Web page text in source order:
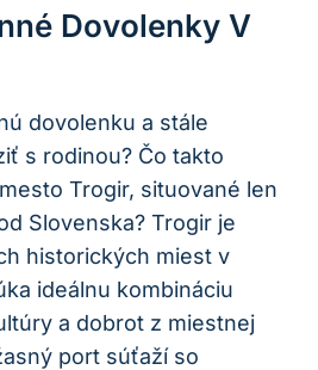
Dovolenky V
dovolenku a stále
s rodinou? Čo takto
Trogir, situované len
Slovenska? Trogir je
historických miest v
ideálnu kombináciu
a dobrot z miestnej
port súťaží so